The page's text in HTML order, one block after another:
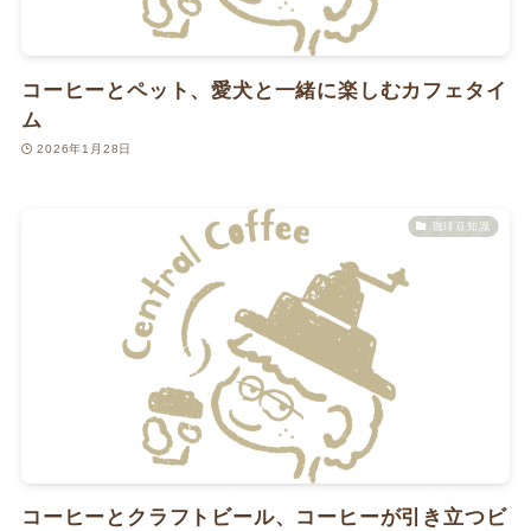
コーヒーとペット、愛犬と一緒に楽しむカフェタイ
ム
2026年1月28日
珈琲豆知識
コーヒーとクラフトビール、コーヒーが引き立つビ